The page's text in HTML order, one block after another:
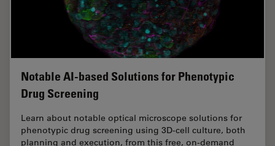
Notable AI-based Solutions for Phenotypic
Drug Screening
Learn about notable optical microscope solutions for
phenotypic drug screening using 3D-cell culture, both
planning and execution, from this free, on-demand